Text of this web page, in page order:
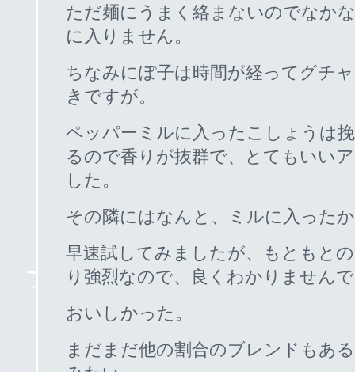
ただ麺にうまく絡まないのでなか
に入りません。
ちなみにぽ子は時間が経ってグチ
きですが。
ペッパーミルに入ったこしょうは
るので香りが抜群で、とてもいい
した。
その隣にはなんと、ミルに入った
早速試してみましたが、もともと
り強烈なので、良くわかりません
おいしかった。
まだまだ他の割合のブレンドもあ